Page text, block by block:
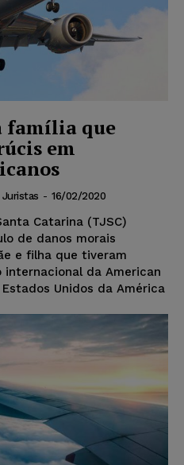
família que
em
Juristas - 16/02/2020
Catarina (TJSC)
de danos morais
e filha que tiveram
internacional da American
Unidos da América